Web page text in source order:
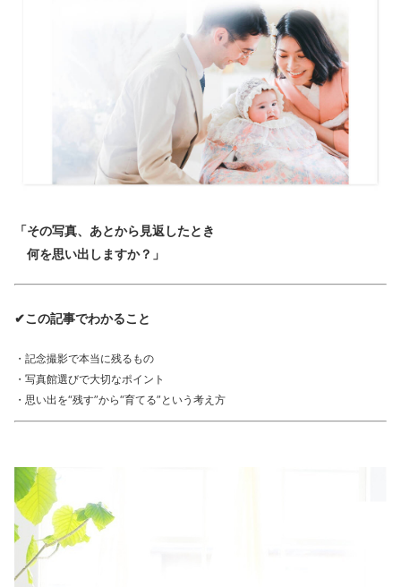
「その写真、あとから見返したとき
何を思い出しますか？」
✔この記事でわかること
・記念撮影で本当に残るもの
・写真館選びで大切なポイント
・思い出を“残す”から“育てる”という考え方